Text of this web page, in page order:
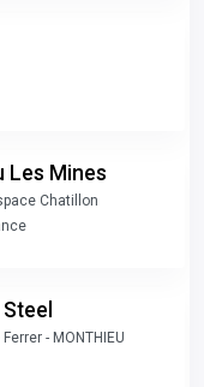
Les Mines
Chatillon
- MONTHIEU